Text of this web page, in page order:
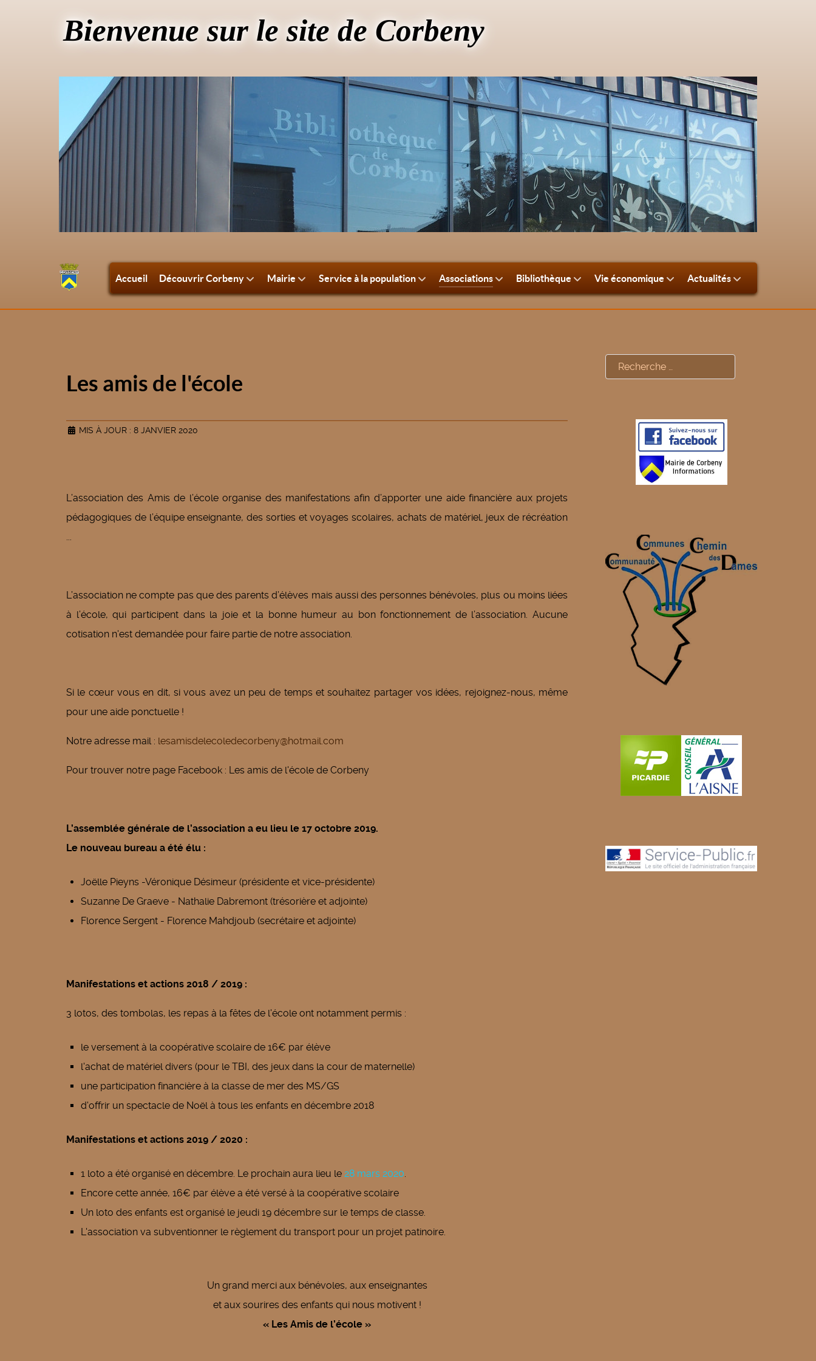
Bienvenue sur le site de Corbeny
Accueil Découvrir Corbeny Mairie Service à la population Associations Bibliothèque Vie économique Actualités
Les amis de l'école
MIS À JOUR : 8 JANVIER 2020
L’association des Amis de l’école organise des manifestations afin d’apporter une aide financière aux projets
pédagogiques de l’équipe enseignante, des sorties et voyages scolaires, achats de matériel, jeux de récréation
...
L’association ne compte pas que des parents d’élèves mais aussi des personnes bénévoles, plus ou moins liées
à l’école, qui participent dans la joie et la bonne humeur au bon fonctionnement de l’association. Aucune
cotisation n'est demandée pour faire partie de notre association.
Si le cœur vous en dit, si vous avez un peu de temps et souhaitez partager vos idées, rejoignez-nous, même
pour une aide ponctuelle !
Notre adresse mail : lesamisdelecoledecorbeny@hotmail.com
Pour trouver notre page Facebook : Les amis de l'école de Corbeny
L’assemblée générale de l’association a eu lieu le 17 octobre 2019.
Le nouveau bureau a été élu :
Joëlle Pieyns -Véronique Désimeur (présidente et vice-présidente)
Suzanne De Graeve - Nathalie Dabremont (trésorière et adjointe)
Florence Sergent - Florence Mahdjoub (secrétaire et adjointe)
Manifestations et actions 2018 / 2019 :
3 lotos, des tombolas, les repas à la fêtes de l'école ont notamment permis :
le versement à la coopérative scolaire de 16€ par élève
l'achat de matériel divers (pour le TBI, des jeux dans la cour de maternelle)
une participation financière à la classe de mer des MS/GS
d'offrir un spectacle de Noël à tous les enfants en décembre 2018
Manifestations et actions 2019 / 2020 :
1 loto a été organisé en décembre. Le prochain aura lieu le 28 mars 2020.
Encore cette année, 16€ par élève a été versé à la coopérative scolaire
Un loto des enfants est organisé le jeudi 19 décembre sur le temps de classe.
L'association va subventionner le règlement du transport pour un projet patinoire.
Un grand merci aux bénévoles, aux enseignantes
et aux sourires des enfants qui nous motivent !
« Les Amis de l’école »
Rechercher